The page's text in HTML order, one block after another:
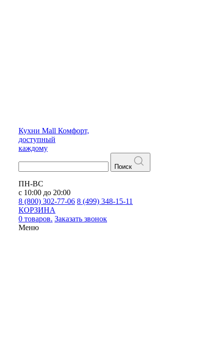
Кухни Mall Комфорт,
доступный
каждому
Поиск
ПН-ВС
с 10:00 до 20:00
8 (800) 302-77-06 8 (499) 348-15-11
КОРЗИНА
0 товаров. Заказать звонок
Меню